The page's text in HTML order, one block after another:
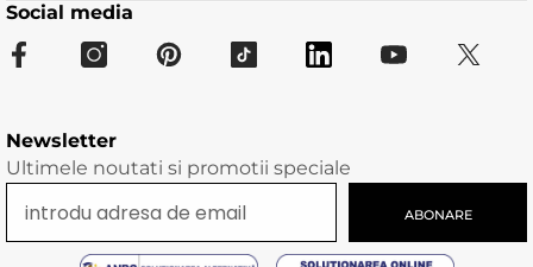
Social media
Newsletter
Ultimele noutati si promotii speciale
ABONARE